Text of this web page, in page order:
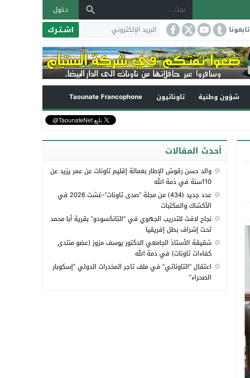
دخول
تابعونا اشـتـرك
شؤون وطنية تاوناتيون
Taounate Francophone
أحدث المقالات
والد حسن رقوش الإطار بعمالة إقليم تاونات عن عمر يزيد عن
110سنة في ذمة الله
عدد جديد (434) من مجلة “صدى تاونات”-غشت 2026 في
الأكشاك والمكتبات
نجاح لافت للتدريب الجهوي في “التانكسودو” بقرية أبا محمد
تحت إشراف بطل إفريقيا
شقيقة الأستاذ الجامعي الدكتور يوسف مزوز (عضو منتدى
كفاءات تاونات) في ذمة الله
اعتقال “التاوناتي” في ملف تاجر المخدرات الدولي “إسكوبار
الصحراء”